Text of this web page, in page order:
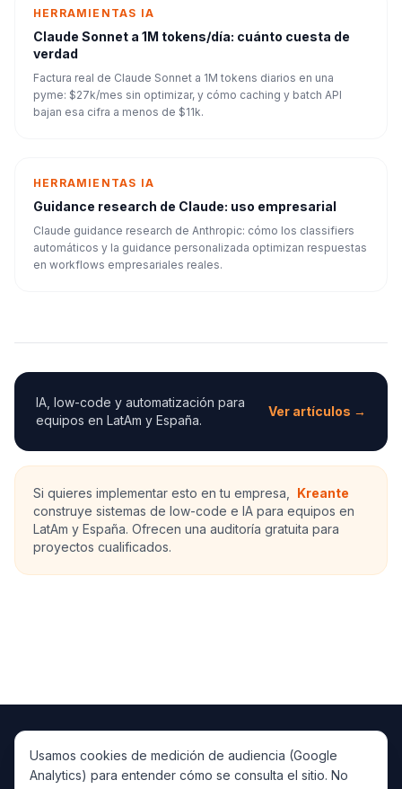
HERRAMIENTAS IA
Claude Sonnet a 1M tokens/día: cuánto cuesta de
verdad
Factura real de Claude Sonnet a 1M tokens diarios en una
pyme: $27k/mes sin optimizar, y cómo caching y batch API
bajan esa cifra a menos de $11k.
HERRAMIENTAS IA
Guidance research de Claude: uso empresarial
Claude guidance research de Anthropic: cómo los classifiers
automáticos y la guidance personalizada optimizan respuestas
en workflows empresariales reales.
IA, low-code y automatización para
equipos en LatAm y España.
Ver artículos →
Si quieres implementar esto en tu empresa,
Kreante
construye sistemas de low-code e IA para equipos en
LatAm y España. Ofrecen una auditoría gratuita para
proyectos cualificados.
IA PlataformaIA
IA, low-code/AI y automatización para LatAm y España.
Usamos cookies de medición de audiencia (Google
Analytics) para entender cómo se consulta el sitio. No